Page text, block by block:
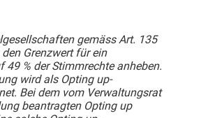
gemäss Art. 135
Grenzwert für ein
% der Stimmrechte anheben.
wird als Opting up-
Bei dem vom Verwaltungsrat
beantragten Opting up